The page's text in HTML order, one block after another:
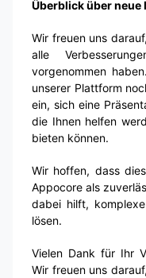
Überblick über neue
Wir freuen uns
alle
vorgenommen
unserer Plattform
ein, sich eine
die Ihnen helfen
bieten können.
Wir hoffen, dass
Appocore als
dabei hilft,
lösen.
Vielen Dank für Ihr
Wir freuen uns